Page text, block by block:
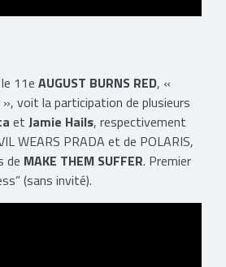
11e AUGUST BURNS RED, «
voit la participation de plusieurs
et Jamie Hails, respectivement
WEARS PRADA et de POLARIS,
de MAKE THEM SUFFER. Premier
(sans invité).